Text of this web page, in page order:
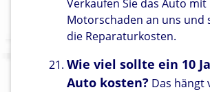
Verkaufen Sie das Auto mit
Motorschaden an uns und
die Reparaturkosten.
Wie viel sollte ein 10
Auto kosten? Das hängt